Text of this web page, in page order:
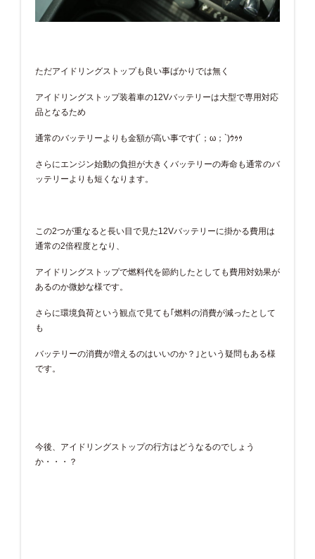
ただアイドリングストップも良い事ばかりでは無く
アイドリングストップ装着車の12Vバッテリーは大型で専用対応
品となるため
通常のバッテリーよりも金額が高い事です(´；ω；`)ｳｩｩ
さらにエンジン始動の負担が大きくバッテリーの寿命も通常のバ
ッテリーよりも短くなります。
この2つが重なると長い目で見た12Vバッテリーに掛かる費用は
通常の2倍程度となり、
アイドリングストップで燃料代を節約したとしても費用対効果が
あるのか微妙な様です。
さらに環境負荷という観点で見ても｢燃料の消費が減ったとして
も
バッテリーの消費が増えるのはいいのか？｣という疑問もある様
です。
今後、アイドリングストップの行方はどうなるのでしょう
か・・・？